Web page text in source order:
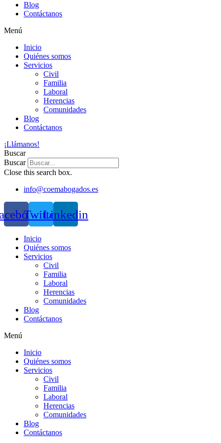
Blog
Contáctanos
Menú
Inicio
Quiénes somos
Servicios
Civil
Familia
Laboral
Herencias
Comunidades
Blog
Contáctanos
¡Llámanos!
Buscar
Buscar
Close this search box.
info@coemabogados.es
TwitterLinkedin
Inicio
Quiénes somos
Servicios
Civil
Familia
Laboral
Herencias
Comunidades
Blog
Contáctanos
Menú
Inicio
Quiénes somos
Servicios
Civil
Familia
Laboral
Herencias
Comunidades
Blog
Contáctanos